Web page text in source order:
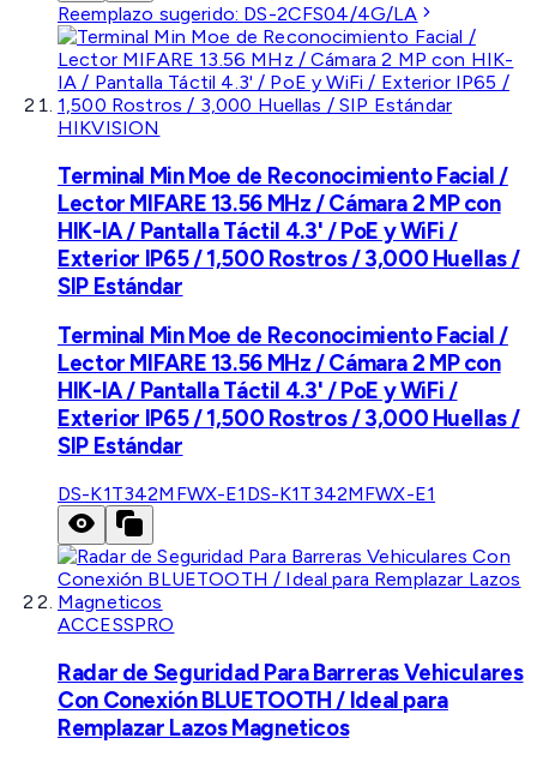
Reemplazo sugerido: DS-2CFS04/4G/LA
HIKVISION
Terminal Min Moe de Reconocimiento Facial /
Lector MIFARE 13.56 MHz / Cámara 2 MP con
HIK-IA / Pantalla Táctil 4.3' / PoE y WiFi /
Exterior IP65 / 1,500 Rostros / 3,000 Huellas /
SIP Estándar
Terminal Min Moe de Reconocimiento Facial /
Lector MIFARE 13.56 MHz / Cámara 2 MP con
HIK-IA / Pantalla Táctil 4.3' / PoE y WiFi /
Exterior IP65 / 1,500 Rostros / 3,000 Huellas /
SIP Estándar
DS-K1T342MFWX-E1 DS-K1T342MFWX-E1
ACCESSPRO
Radar de Seguridad Para Barreras Vehiculares
Con Conexión BLUETOOTH / Ideal para
Remplazar Lazos Magneticos